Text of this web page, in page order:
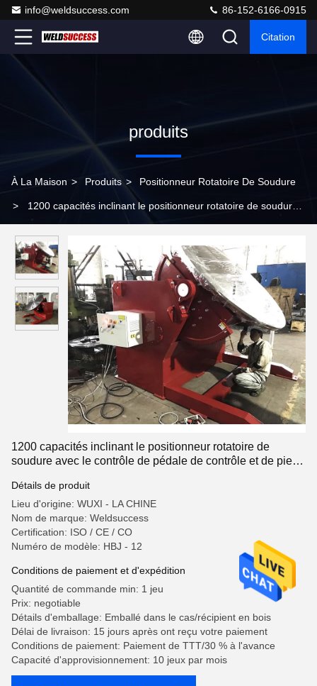
info@weldsuccess.com 86-152-6166-0915
Citation
produits
À La Maison > Produits > Positionneur Rotatoire De Soudure
> 1200 capacités inclinant le positionneur rotatoire de soudure
1200 capacités inclinant le positionneur rotatoire de
soudure avec le contrôle de pédale de contrôle et de pied
Détails de produit
Lieu d'origine: WUXI - LA CHINE
Nom de marque: Weldsuccess
Certification: ISO / CE / CO
Numéro de modèle: HBJ - 12
Conditions de paiement et d'expédition
Quantité de commande min: 1 jeu
Prix: negotiable
Détails d'emballage: Emballé dans le cas/récipient en bois
Délai de livraison: 15 jours après ont reçu votre paiement
Conditions de paiement: Paiement de TTT/30 % à l'avance
Capacité d'approvisionnement: 10 jeux par mois